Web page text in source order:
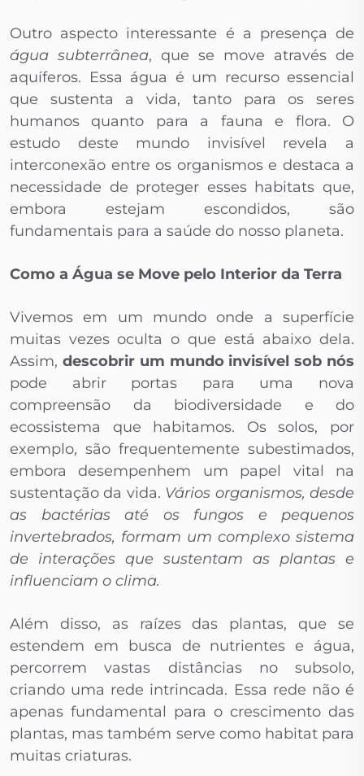
Outro aspecto interessante é a presença de
água subterrânea, que se move através de
aquíferos. Essa água é um recurso essencial
que sustenta a vida, tanto para os seres
humanos quanto para a fauna e flora. O
estudo deste mundo invisível revela a
interconexão entre os organismos e destaca a
necessidade de proteger esses habitats que,
embora estejam escondidos, são
fundamentais para a saúde do nosso planeta.
Como a Água se Move pelo Interior da Terra
Vivemos em um mundo onde a superfície
muitas vezes oculta o que está abaixo dela.
Assim, descobrir um mundo invisível sob nós
pode abrir portas para uma nova
compreensão da biodiversidade e do
ecossistema que habitamos. Os solos, por
exemplo, são frequentemente subestimados,
embora desempenhem um papel vital na
sustentação da vida. Vários organismos, desde
as bactérias até os fungos e pequenos
invertebrados, formam um complexo sistema
de interações que sustentam as plantas e
influenciam o clima.
Além disso, as raízes das plantas, que se
estendem em busca de nutrientes e água,
percorrem vastas distâncias no subsolo,
criando uma rede intrincada. Essa rede não é
apenas fundamental para o crescimento das
plantas, mas também serve como habitat para
muitas criaturas.